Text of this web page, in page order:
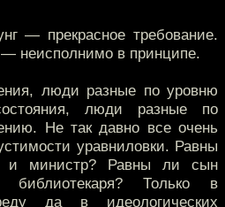
— прекрасное требование.
— неисполнимо в принципе.
люди разные по уровню
люди разные по
Не так давно все очень
уравниловки. Равны
и министр? Равны ли сын
Только в
да в идеологических